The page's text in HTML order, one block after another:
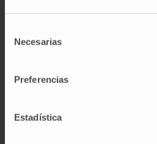
Necesarias
Preferencias
Estadística
Pruebas diagnósticas
Cuidados en casa